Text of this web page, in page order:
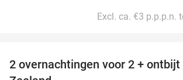
Excl. ca. €3 p.p.p.n.
2 overnachtingen voor 2 +